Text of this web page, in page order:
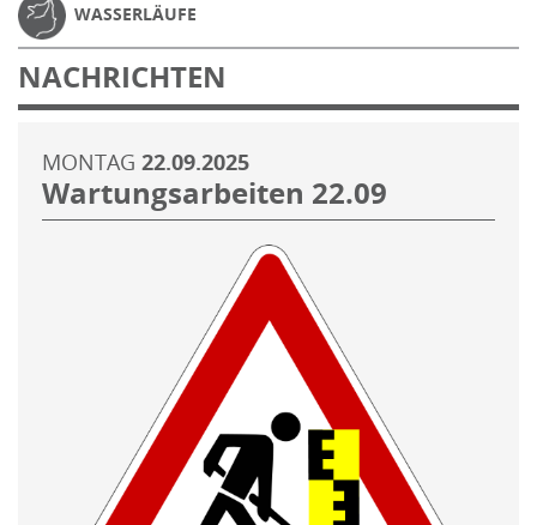
WASSERLÄUFE
NACHRICHTEN
MONTAG 22.09.2025
Wartungsarbeiten 22.09